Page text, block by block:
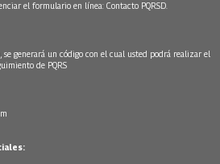
el formulario en línea: Contacto PQRSD.
generará un código con el cual usted podrá realizar el
de PQRS